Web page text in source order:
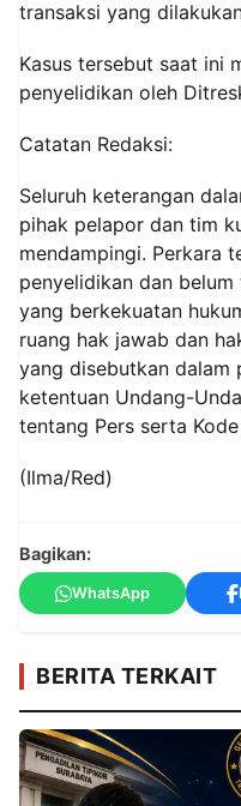
transaksi yang
Kasus tersebut saat ini
penyelidikan oleh
Catatan Redaksi:
Seluruh keterangan
pihak pelapor dan tim
mendampingi. Perkara
penyelidikan dan
yang berkekuatan
ruang hak jawab dan
yang disebutkan dalam
ketentuan Undang-
tentang Pers serta
(Ilma/Red)
Bagikan:
WhatsApp
BERITA TERKAIT